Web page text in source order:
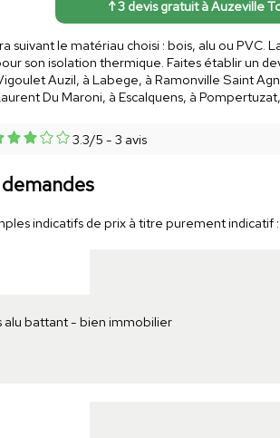
↑ 3 devis gratuit à Auzeville
suivant le matériau choisi : bois, alu ou PVC.
son isolation thermique. Faites établir un
Auzil, à Labege, à Ramonville Saint
Du Maroni, à Escalquens, à
3.3/5 - 3 avis
indicatifs de prix à titre purement indicatif :
battant - bien immobilier